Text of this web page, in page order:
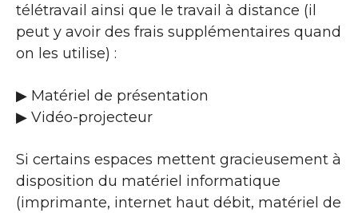
télétravail ainsi que le travail à distance (il
peut y avoir des frais supplémentaires quand
on les utilise) :
▶ Matériel de présentation
▶ Vidéo-projecteur
Si certains espaces mettent gracieusement à
disposition du matériel informatique
(imprimante, internet haut débit, matériel de